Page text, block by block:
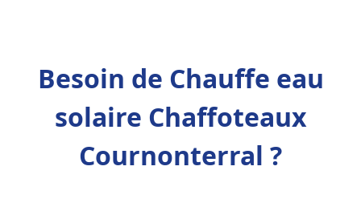
Besoin de Chauffe eau
solaire Chaffoteaux
Cournonterral ?